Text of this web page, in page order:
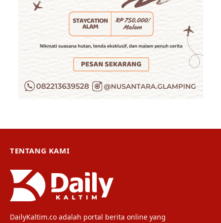
TENTANG KAMI
DailyKaltim.co adalah portal berita online yang